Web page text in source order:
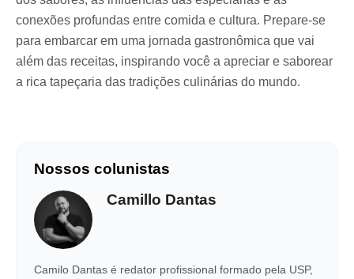
conexões profundas entre comida e cultura. Prepare-se
para embarcar em uma jornada gastronômica que vai
além das receitas, inspirando você a apreciar e saborear
a rica tapeçaria das tradições culinárias do mundo.
Nossos colunistas
Camillo Dantas
Camilo Dantas é redator profissional formado pela USP,